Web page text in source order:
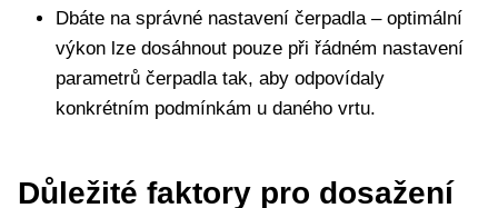
Dbáte na správné nastavení čerpadla – optimální
výkon lze dosáhnout pouze při řádném nastavení
parametrů čerpadla tak, aby odpovídaly
konkrétním podmínkám u daného vrtu.
Důležité faktory pro dosažení